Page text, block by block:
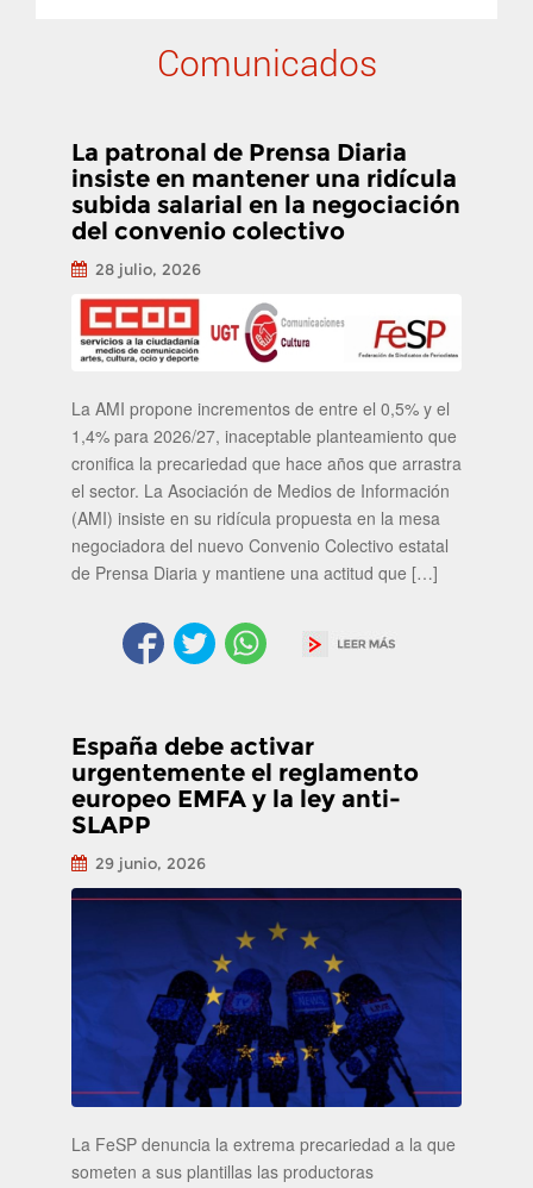
Comunicados
La patronal de Prensa Diaria
insiste en mantener una ridícula
subida salarial en la negociación
del convenio colectivo
28 julio, 2026
La AMI propone incrementos de entre el 0,5% y el
1,4% para 2026/27, inaceptable planteamiento que
cronifica la precariedad que hace años que arrastra
el sector. La Asociación de Medios de Información
(AMI) insiste en su ridícula propuesta en la mesa
negociadora del nuevo Convenio Colectivo estatal
de Prensa Diaria y mantiene una actitud que […]
España debe activar
urgentemente el reglamento
europeo EMFA y la ley anti-
SLAPP
29 junio, 2026
La FeSP denuncia la extrema precariedad a la que
someten a sus plantillas las productoras